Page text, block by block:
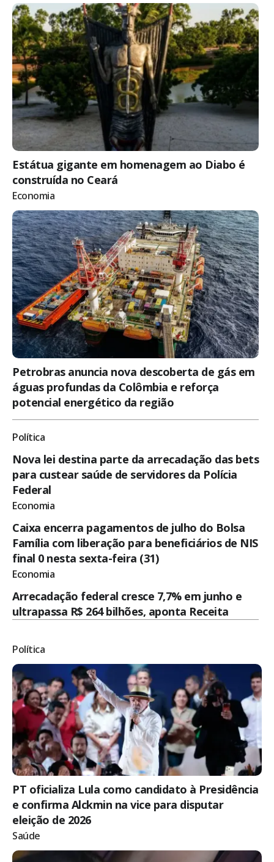
Estátua gigante em homenagem ao Diabo é
construída no Ceará
Economia
Petrobras anuncia nova descoberta de gás em
águas profundas da Colômbia e reforça
potencial energético da região
Política
Nova lei destina parte da arrecadação das bets
para custear saúde de servidores da Polícia
Federal
Economia
Caixa encerra pagamentos de julho do Bolsa
Família com liberação para beneficiários de NIS
final 0 nesta sexta-feira (31)
Economia
Arrecadação federal cresce 7,7% em junho e
ultrapassa R$ 264 bilhões, aponta Receita
Política
PT oficializa Lula como candidato à Presidência
e confirma Alckmin na vice para disputar
eleição de 2026
Saúde